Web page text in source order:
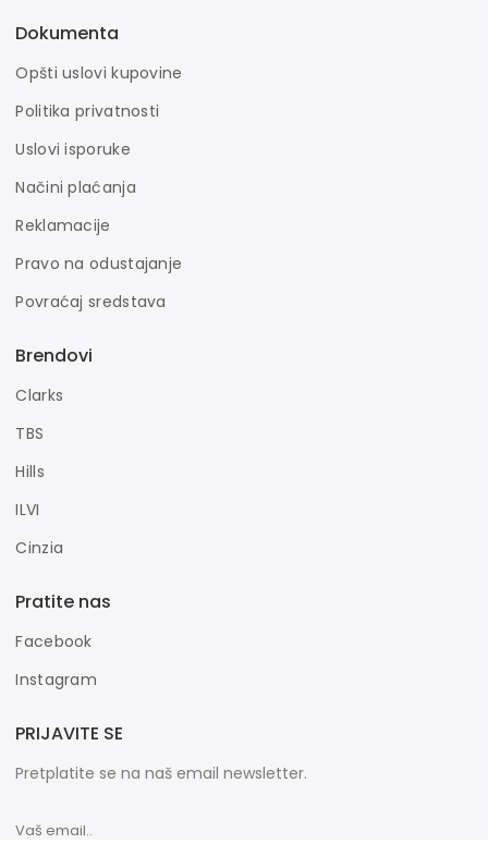
Dokumenta
Opšti uslovi kupovine
Politika privatnosti
Uslovi isporuke
Načini plaćanja
Reklamacije
Pravo na odustajanje
Povraćaj sredstava
Brendovi
Clarks
TBS
Hills
ILVI
Cinzia
Pratite nas
Facebook
Instagram
PRIJAVITE SE
Pretplatite se na naš email newsletter.